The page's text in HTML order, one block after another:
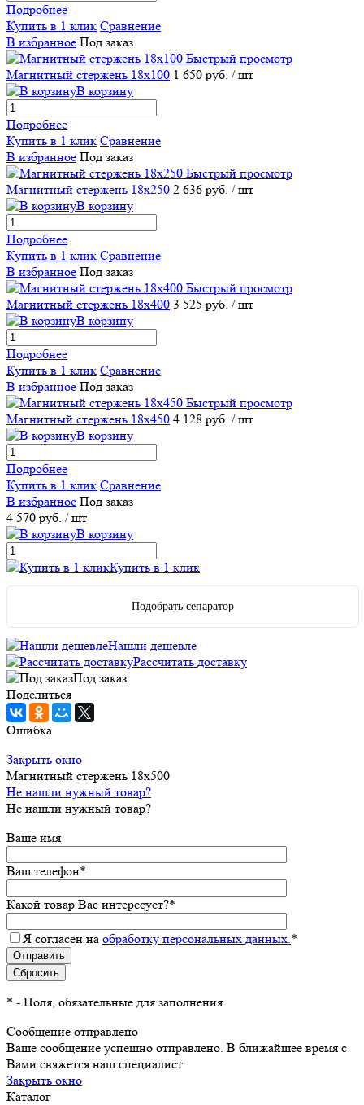
Подробнее
Купить в 1 клик Сравнение
В избранное Под заказ
Быстрый просмотр
Магнитный стержень 18х100 1 650 руб. / шт
В корзину
Подробнее
Купить в 1 клик Сравнение
В избранное Под заказ
Быстрый просмотр
Магнитный стержень 18х250 2 636 руб. / шт
В корзину
Подробнее
Купить в 1 клик Сравнение
В избранное Под заказ
Быстрый просмотр
Магнитный стержень 18х400 3 525 руб. / шт
В корзину
Подробнее
Купить в 1 клик Сравнение
В избранное Под заказ
Быстрый просмотр
Магнитный стержень 18х450 4 128 руб. / шт
В корзину
Подробнее
Купить в 1 клик Сравнение
В избранное Под заказ
4 570 руб. / шт
В корзину
Купить в 1 клик
Подобрать сепаратор
Нашли дешевле
Рассчитать доставку
Под заказ
Поделиться
Ошибка
Закрыть окно
Магнитный стержень 18х500
Не нашли нужный товар?
Не нашли нужный товар?
Ваше имя
Ваш телефон*
Какой товар Вас интересует?*
Я согласен на обработку персональных данных. *
* - Поля, обязательные для заполнения
Сообщение отправлено
Ваше сообщение успешно отправлено. В ближайшее время с
Вами свяжется наш специалист
Закрыть окно
Каталог